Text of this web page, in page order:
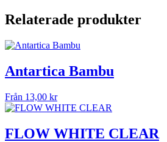
Relaterade produkter
Antartica Bambu
Från 13,00 kr
FLOW WHITE CLEAR